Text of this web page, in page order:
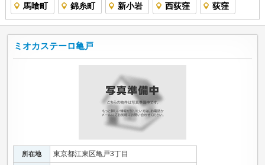
馬喰町 錦糸町 新小岩 西荻窪 荻窪
ミオカステーロ亀戸
所在地 東京都江東区亀戸3丁目